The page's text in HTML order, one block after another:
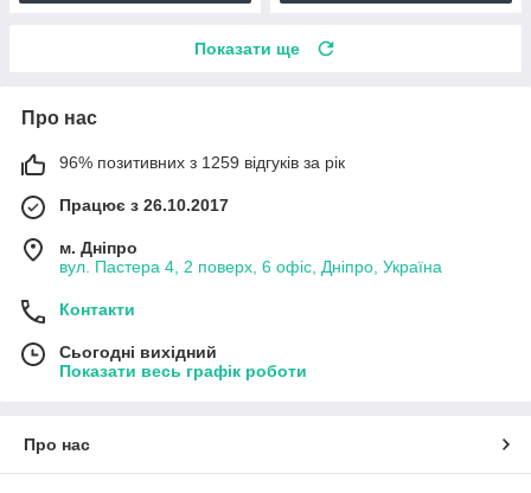
Показати ще
Про нас
96% позитивних з 1259 відгуків за рік
Працює з 26.10.2017
м. Дніпро
вул. Пастера 4, 2 поверх, 6 офіс, Дніпро, Україна
Контакти
Сьогодні вихідний
Показати весь графік роботи
Про нас